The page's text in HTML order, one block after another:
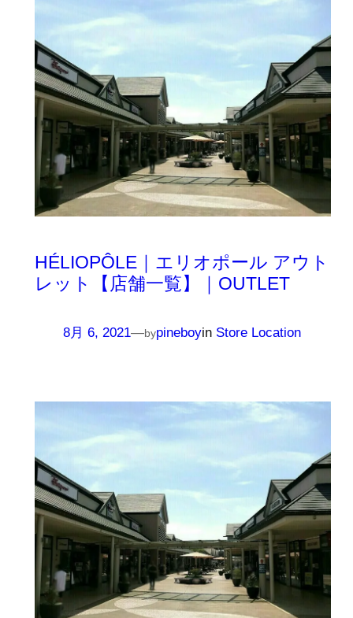
HÉLIOPÔLE｜エリオポール アウト
レット【店舗一覧】｜OUTLET
8月 6, 2021—bypineboyin Store Location